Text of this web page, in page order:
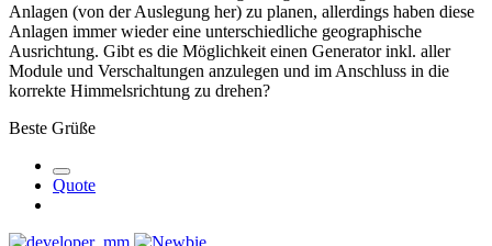
Anlagen (von der Auslegung her) zu planen, allerdings haben diese
Anlagen immer wieder eine unterschiedliche geographische
Ausrichtung. Gibt es die Möglichkeit einen Generator inkl. aller
Module und Verschaltungen anzulegen und im Anschluss in die
korrekte Himmelsrichtung zu drehen?
Beste Grüße
Quote